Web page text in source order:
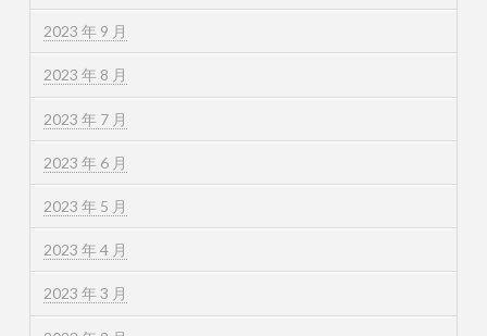
2023 年 9 月
2023 年 8 月
2023 年 7 月
2023 年 6 月
2023 年 5 月
2023 年 4 月
2023 年 3 月